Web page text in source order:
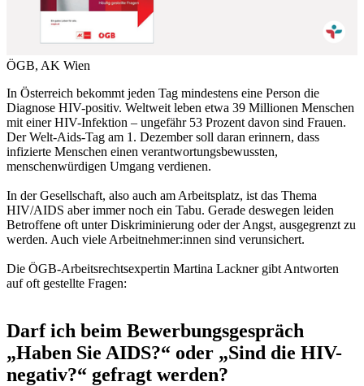
ÖGB, AK Wien
In Österreich bekommt jeden Tag mindestens eine Person die
Diagnose HIV-positiv. Weltweit leben etwa 39 Millionen Menschen
mit einer HIV-Infektion – ungefähr 53 Prozent davon sind Frauen.
Der Welt-Aids-Tag am 1. Dezember soll daran erinnern, dass
infizierte Menschen einen verantwortungsbewussten,
menschenwürdigen Umgang verdienen.
In der Gesellschaft, also auch am Arbeitsplatz, ist das Thema
HIV/AIDS aber immer noch ein Tabu. Gerade deswegen leiden
Betroffene oft unter Diskriminierung oder der Angst, ausgegrenzt zu
werden. Auch viele Arbeitnehmer:innen sind verunsichert.
Die ÖGB-Arbeitsrechtsexpertin Martina Lackner gibt Antworten
auf oft gestellte Fragen:
Darf ich beim Bewerbungsgespräch
„Haben Sie AIDS?“ oder „Sind die HIV-
negativ?“ gefragt werden?